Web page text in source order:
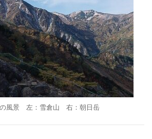
の風景 左：雪倉山 右：朝日岳